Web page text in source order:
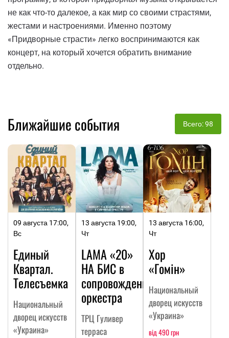
не как что-то далекое, а как мир со своими страстями,
жестами и настроениями. Именно поэтому
«Придворные страсти» легко воспринимаются как
концерт, на который хочется обратить внимание
отдельно.
Ближайшие события Всего: 98
09 августа 17:00,
Вс
Единый
Квартал.
Телесъемка
Национальный
дворец искусств
«Украина»
13 августа 19:00,
Чт
LAMA «20»
НА БИC в
сопровождении
оркестра
ТРЦ Гуливер
терраса
13 августа 16:00,
Чт
Хор
«Гомін»
Национальный
дворец искусств
«Украина»
від 490 грн